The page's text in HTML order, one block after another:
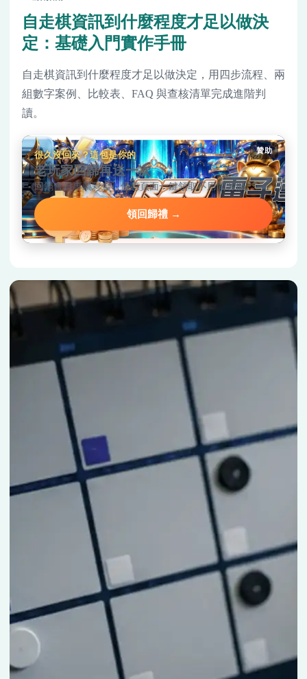
自走棋資訊到什麼程度才足以做決
定：基礎入門實作手冊
自走棋資訊到什麼程度才足以做決定，用四步流程、兩
組數字案例、比較表、FAQ 與查核清單完成進階判
讀。
贊助
很久沒回來？這包是你的
老玩家回歸再送一次
回鍋會員專屬彩金，優惠頁面一鍵領取不用問客服。
領回歸禮 →